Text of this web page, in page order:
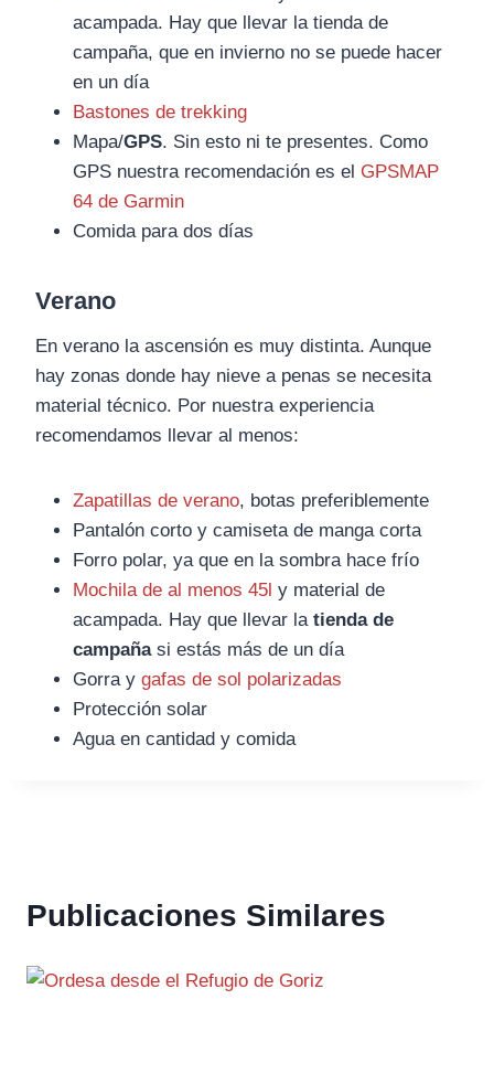
acampada. Hay que llevar la tienda de
campaña, que en invierno no se puede hacer
en un día
Bastones de trekking
Mapa/GPS. Sin esto ni te presentes. Como
GPS nuestra recomendación es el GPSMAP
64 de Garmin
Comida para dos días
Verano
En verano la ascensión es muy distinta. Aunque
hay zonas donde hay nieve a penas se necesita
material técnico. Por nuestra experiencia
recomendamos llevar al menos:
Zapatillas de verano, botas preferiblemente
Pantalón corto y camiseta de manga corta
Forro polar, ya que en la sombra hace frío
Mochila de al menos 45l y material de
acampada. Hay que llevar la tienda de
campañasi estás más de un día
Gorra y gafas de sol polarizadas
Protección solar
Agua en cantidad y comida
Publicaciones Similares